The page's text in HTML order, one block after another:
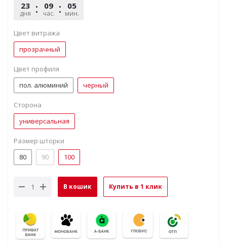
23
дня
09
час.
05
мин.
Цвет витража
прозрачный
Цвет профиля
пол. алюминий
черный
Сторона
универсальная
Размер шторки
80
90 100
В кошик Купить в 1 клик